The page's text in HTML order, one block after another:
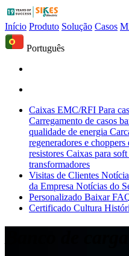
Início Produto Solução Casos
Português
Caixas EMC/RFI Para
Carregamento de casos
qualidade de energia
regeneradores e choppers
resistores Caixas para soft
transformadores
Visitas de Clientes
da Empresa Notícias do
Personalizado Baixar
Certificado Cultura